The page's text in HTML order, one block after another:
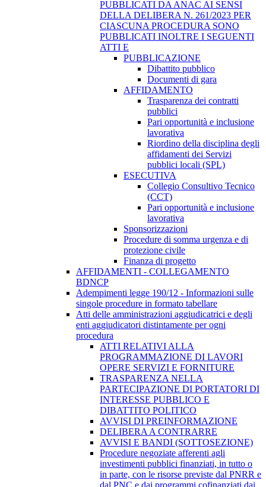
PUBBLICATI DA ANAC AI SENSI
DELLA DELIBERA N. 261/2023 PER
CIASCUNA PROCEDURA SONO
PUBBLICATI INOLTRE I SEGUENTI
ATTI E
PUBBLICAZIONE
Dibattito pubblico
Documenti di gara
AFFIDAMENTO
Trasparenza dei contratti
pubblici
Pari opportunità e inclusione
lavorativa
Riordino della disciplina degli
affidamenti dei Servizi
pubblici locali (SPL)
ESECUTIVA
Collegio Consultivo Tecnico
(CCT)
Pari opportunità e inclusione
lavorativa
Sponsorizzazioni
Procedure di somma urgenza e di
protezione civile
Finanza di progetto
AFFIDAMENTI - COLLEGAMENTO
BDNCP
Adempimenti legge 190/12 - Informazioni sulle
singole procedure in formato tabellare
Atti delle amministrazioni aggiudicatrici e degli
enti aggiudicatori distintamente per ogni
procedura
ATTI RELATIVI ALLA
PROGRAMMAZIONE DI LAVORI
OPERE SERVIZI E FORNITURE
TRASPARENZA NELLA
PARTECIPAZIONE DI PORTATORI DI
INTERESSE PUBBLICO E
DIBATTITO POLITICO
AVVISI DI PREINFORMAZIONE
DELIBERA A CONTRARRE
AVVISI E BANDI (SOTTOSEZIONE)
Procedure negoziate afferenti agli
investimenti pubblici finanziati, in tutto o
in parte, con le risorse previste dal PNRR e
dal PNC e dai programmi cofinanziati dai